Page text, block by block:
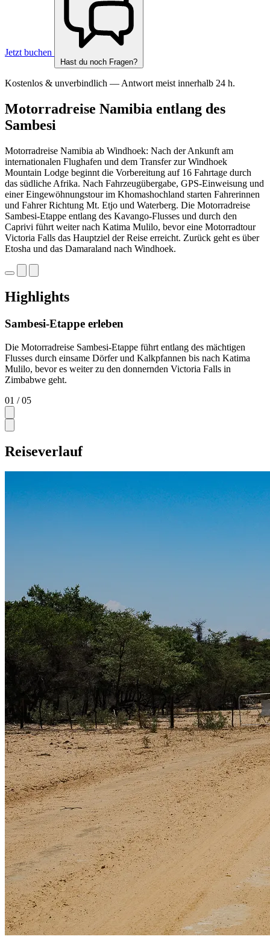
Jetzt buchen
Hast du noch Fragen?
Kostenlos & unverbindlich — Antwort meist innerhalb 24 h.
Motorradreise Namibia entlang des
Sambesi
Motorradreise Namibia ab Windhoek: Nach der Ankunft am
internationalen Flughafen und dem Transfer zur Windhoek
Mountain Lodge beginnt die Vorbereitung auf 16 Fahrtage durch
das südliche Afrika. Nach Fahrzeugübergabe, GPS-Einweisung und
einer Eingewöhnungstour im Khomashochland starten Fahrerinnen
und Fahrer Richtung Mt. Etjo und Waterberg. Die Motorradreise
Sambesi-Etappe entlang des Kavango-Flusses und durch den
Caprivi führt weiter nach Katima Mulilo, bevor eine Motorradtour
Victoria Falls das Hauptziel der Reise erreicht. Zurück geht es über
Etosha und das Damaraland nach Windhoek.
Highlights
Sambesi-Etappe erleben
Die Motorradreise Sambesi-Etappe führt entlang des mächtigen
Flusses durch einsame Dörfer und Kalkpfannen bis nach Katima
Mulilo, bevor es weiter zu den donnernden Victoria Falls in
Zimbabwe geht.
01 / 05
Reiseverlauf